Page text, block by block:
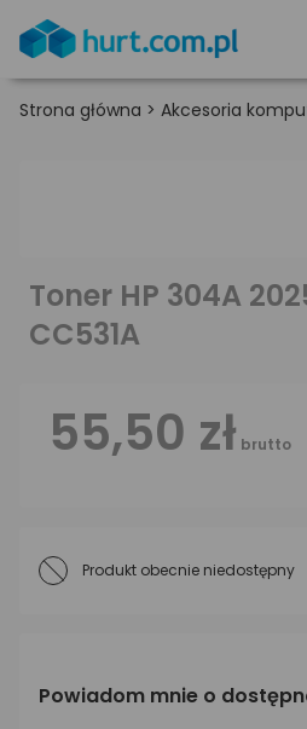
Strona główna > Akcesoria
Toner HP 304A
CC531A
55,50 zł brutto
Produkt obecnie niedostępny
Powiadom mnie o